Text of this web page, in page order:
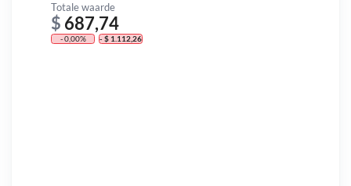
Totale waarde
$ 687,74
- 0,00% - $ 1.112,26